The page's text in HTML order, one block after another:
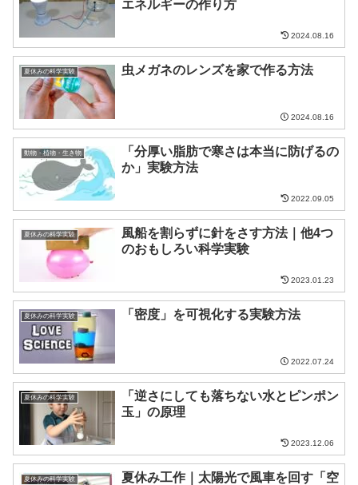
エネルギーの作り方
2024.08.16
夏休みの科学実験 虫メガネのレンズを家で作る方法
2024.08.16
動物・植物・生き物
「分厚い脂肪で寒さは本当に防げるの
か」実験方法
2022.09.05
夏休みの科学実験
風船を割らずに針をさす方法｜他4つ
のおもしろい科学実験
2023.01.23
夏休みの科学実験 「密度」を可視化する実験方法
2022.07.24
夏休みの科学実験
「逆さにしても落ちない水とピンポン
玉」の原理
2023.12.06
夏休みの科学実験
夏休み工作｜太陽光で風車を回す「空